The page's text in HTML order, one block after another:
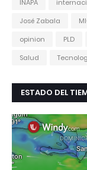
INAPA
José Zabala
opinion
PLD
Salud
ESTADO DEL